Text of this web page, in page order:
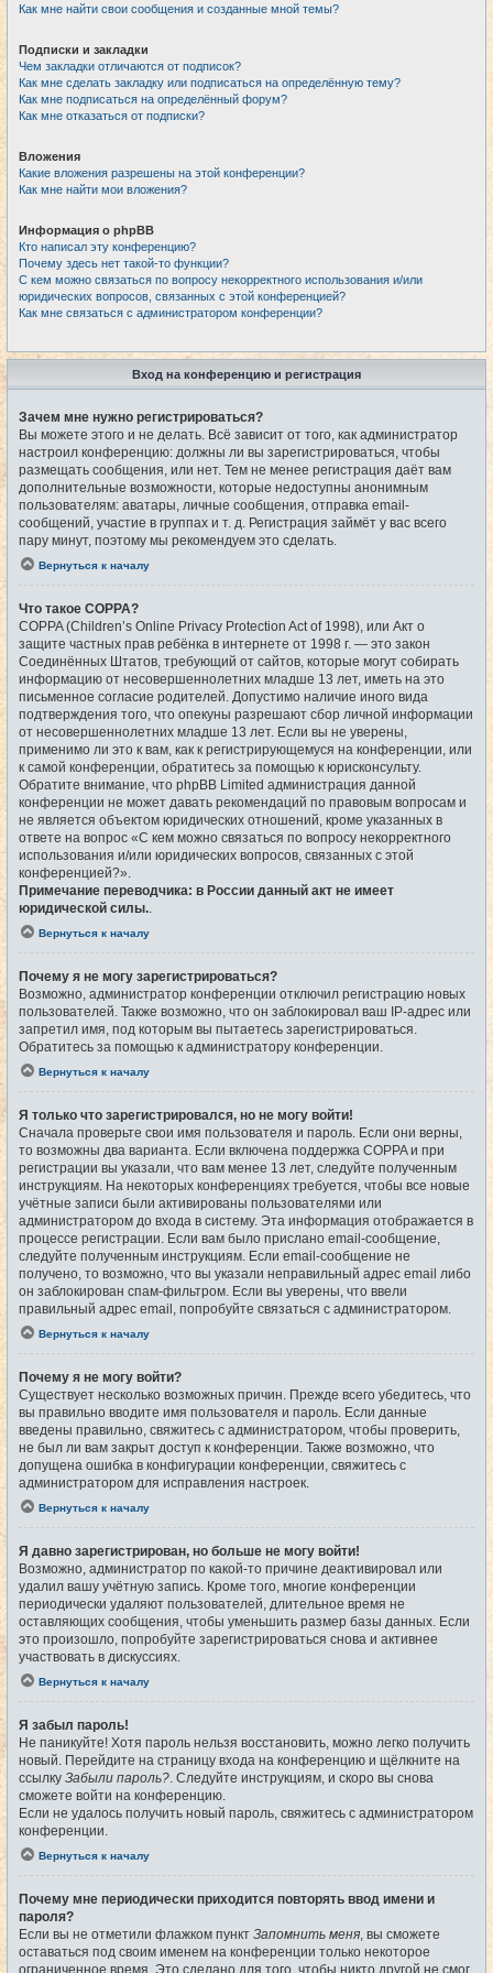
Как мне найти свои сообщения и созданные мной темы?
Подписки и закладки
Чем закладки отличаются от подписок?
Как мне сделать закладку или подписаться на определённую тему?
Как мне подписаться на определённый форум?
Как мне отказаться от подписки?
Вложения
Какие вложения разрешены на этой конференции?
Как мне найти мои вложения?
Информация о phpBB
Кто написал эту конференцию?
Почему здесь нет такой-то функции?
С кем можно связаться по вопросу некорректного использования и/или
юридических вопросов, связанных с этой конференцией?
Как мне связаться с администратором конференции?
Вход на конференцию и регистрация
Зачем мне нужно регистрироваться?
Вы можете этого и не делать. Всё зависит от того, как администратор
настроил конференцию: должны ли вы зарегистрироваться, чтобы
размещать сообщения, или нет. Тем не менее регистрация даёт вам
дополнительные возможности, которые недоступны анонимным
пользователям: аватары, личные сообщения, отправка email-
сообщений, участие в группах и т. д. Регистрация займёт у вас всего
пару минут, поэтому мы рекомендуем это сделать.
Вернуться к началу
Что такое COPPA?
COPPA (Children’s Online Privacy Protection Act of 1998), или Акт о
защите частных прав ребёнка в интернете от 1998 г. — это закон
Соединённых Штатов, требующий от сайтов, которые могут собирать
информацию от несовершеннолетних младше 13 лет, иметь на это
письменное согласие родителей. Допустимо наличие иного вида
подтверждения того, что опекуны разрешают сбор личной информации
от несовершеннолетних младше 13 лет. Если вы не уверены,
применимо ли это к вам, как к регистрирующемуся на конференции, или
к самой конференции, обратитесь за помощью к юрисконсульту.
Обратите внимание, что phpBB Limited администрация данной
конференции не может давать рекомендаций по правовым вопросам и
не является объектом юридических отношений, кроме указанных в
ответе на вопрос «С кем можно связаться по вопросу некорректного
использования и/или юридических вопросов, связанных с этой
конференцией?».
Примечание переводчика: в России данный акт не имеет
юридической силы.
Вернуться к началу
Почему я не могу зарегистрироваться?
Возможно, администратор конференции отключил регистрацию новых
пользователей. Также возможно, что он заблокировал ваш IP-адрес или
запретил имя, под которым вы пытаетесь зарегистрироваться.
Обратитесь за помощью к администратору конференции.
Вернуться к началу
Я только что зарегистрировался, но не могу войти!
Сначала проверьте свои имя пользователя и пароль. Если они верны,
то возможны два варианта. Если включена поддержка COPPA и при
регистрации вы указали, что вам менее 13 лет, следуйте полученным
инструкциям. На некоторых конференциях требуется, чтобы все новые
учётные записи были активированы пользователями или
администратором до входа в систему. Эта информация отображается в
процессе регистрации. Если вам было прислано email-сообщение,
следуйте полученным инструкциям. Если email-сообщение не
получено, то возможно, что вы указали неправильный адрес email либо
он заблокирован спам-фильтром. Если вы уверены, что ввели
правильный адрес email, попробуйте связаться с администратором.
Вернуться к началу
Почему я не могу войти?
Существует несколько возможных причин. Прежде всего убедитесь, что
вы правильно вводите имя пользователя и пароль. Если данные
введены правильно, свяжитесь с администратором, чтобы проверить,
не был ли вам закрыт доступ к конференции. Также возможно, что
допущена ошибка в конфигурации конференции, свяжитесь с
администратором для исправления настроек.
Вернуться к началу
Я давно зарегистрирован, но больше не могу войти!
Возможно, администратор по какой-то причине деактивировал или
удалил вашу учётную запись. Кроме того, многие конференции
периодически удаляют пользователей, длительное время не
оставляющих сообщения, чтобы уменьшить размер базы данных. Если
это произошло, попробуйте зарегистрироваться снова и активнее
участвовать в дискуссиях.
Вернуться к началу
Я забыл пароль!
Не паникуйте! Хотя пароль нельзя восстановить, можно легко получить
новый. Перейдите на страницу входа на конференцию и щёлкните на
ссылку Забыли пароль? . Следуйте инструкциям, и скоро вы снова
сможете войти на конференцию.
Если не удалось получить новый пароль, свяжитесь с администратором
конференции.
Вернуться к началу
Почему мне периодически приходится повторять ввод имени и
пароля?
Если вы не отметили флажком пункт Запомнить меня , вы сможете
оставаться под своим именем на конференции только некоторое
ограниченное время. Это сделано для того, чтобы никто другой не смог